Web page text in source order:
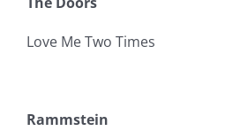
Love Me Two Times
Rammstein